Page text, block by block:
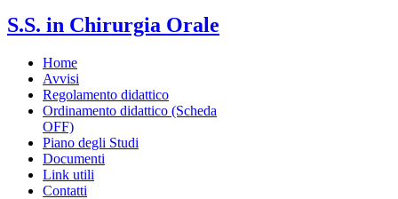
S.S. in Chirurgia Orale
Home
Avvisi
Regolamento didattico
Ordinamento didattico (Scheda
OFF)
Piano degli Studi
Documenti
Link utili
Contatti